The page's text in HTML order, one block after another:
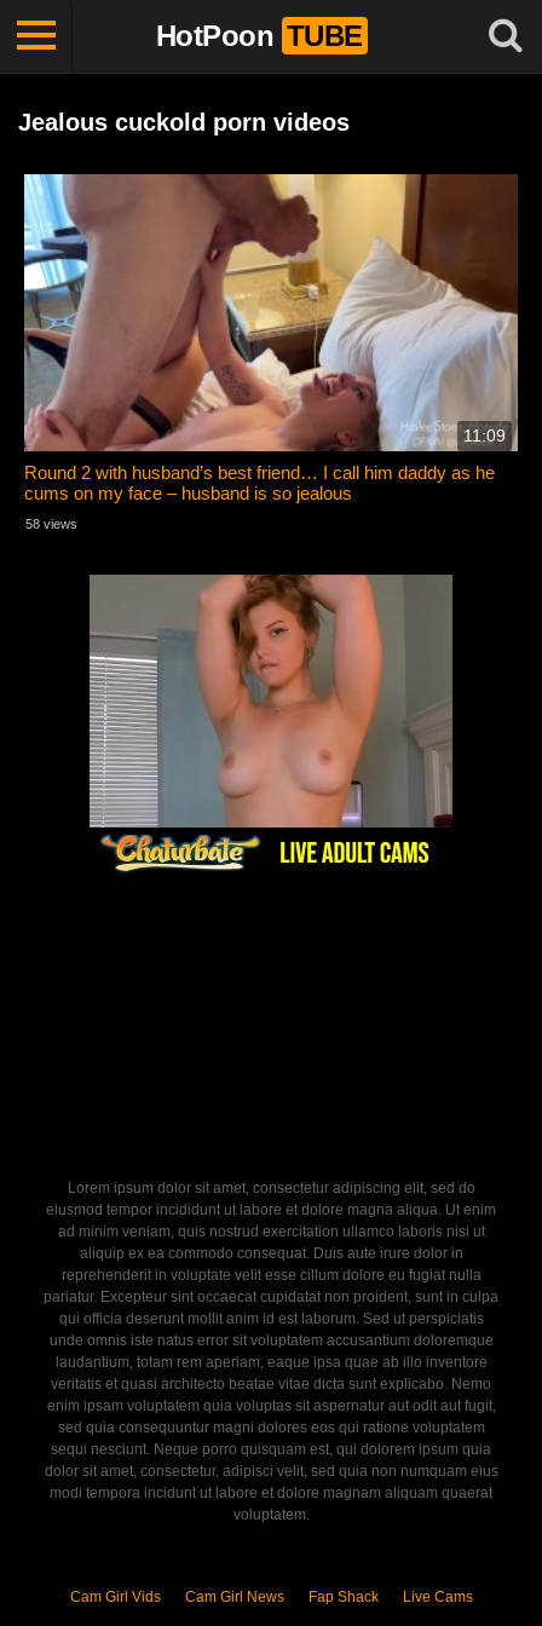
HotPoon TUBE
Jealous cuckold porn videos
11:09
Round 2 with husband’s best friend… I call him daddy as he
cums on my face – husband is so jealous
58 views
Lorem ipsum dolor sit amet, consectetur adipiscing elit, sed do
eiusmod tempor incididunt ut labore et dolore magna aliqua. Ut enim
ad minim veniam, quis nostrud exercitation ullamco laboris nisi ut
aliquip ex ea commodo consequat. Duis aute irure dolor in
reprehenderit in voluptate velit esse cillum dolore eu fugiat nulla
pariatur. Excepteur sint occaecat cupidatat non proident, sunt in culpa
qui officia deserunt mollit anim id est laborum. Sed ut perspiciatis
unde omnis iste natus error sit voluptatem accusantium doloremque
laudantium, totam rem aperiam, eaque ipsa quae ab illo inventore
veritatis et quasi architecto beatae vitae dicta sunt explicabo. Nemo
enim ipsam voluptatem quia voluptas sit aspernatur aut odit aut fugit,
sed quia consequuntur magni dolores eos qui ratione voluptatem
sequi nesciunt. Neque porro quisquam est, qui dolorem ipsum quia
dolor sit amet, consectetur, adipisci velit, sed quia non numquam eius
modi tempora incidunt ut labore et dolore magnam aliquam quaerat
voluptatem.
Cam Girl Vids Cam Girl News Fap Shack Live Cams